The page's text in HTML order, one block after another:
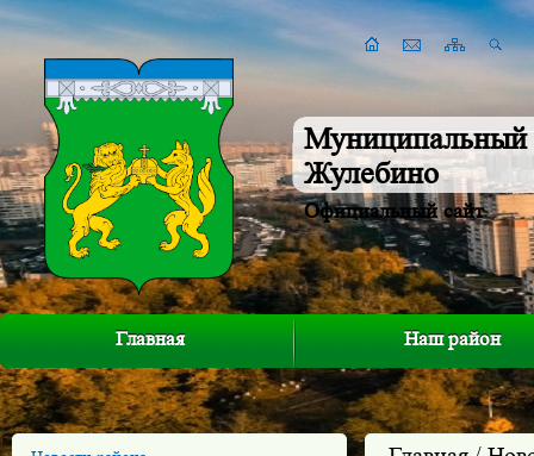
Муниципальный
Жулебино
Официальный сайт
Главная Наш район